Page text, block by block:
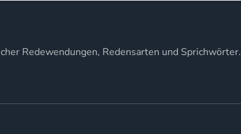
Redewendungen, Redensarten und Sprichwörter.